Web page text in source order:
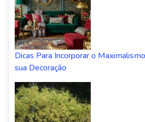
Dicas Para Incorporar o
sua Decoração